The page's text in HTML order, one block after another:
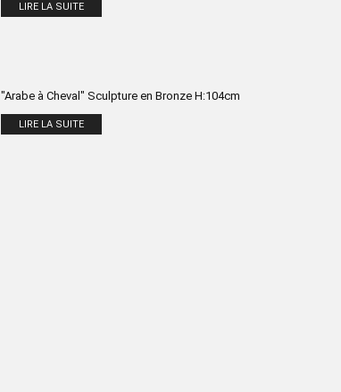
LIRE LA SUITE
"Arabe à Cheval" Sculpture en Bronze H:104cm
LIRE LA SUITE